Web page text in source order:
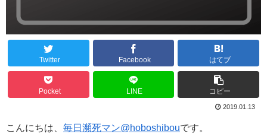
Twitter Facebook はてブ
Pocket LINE コピー
2019.01.13
こんにちは、 毎日瀕死マン@hoboshibouです。